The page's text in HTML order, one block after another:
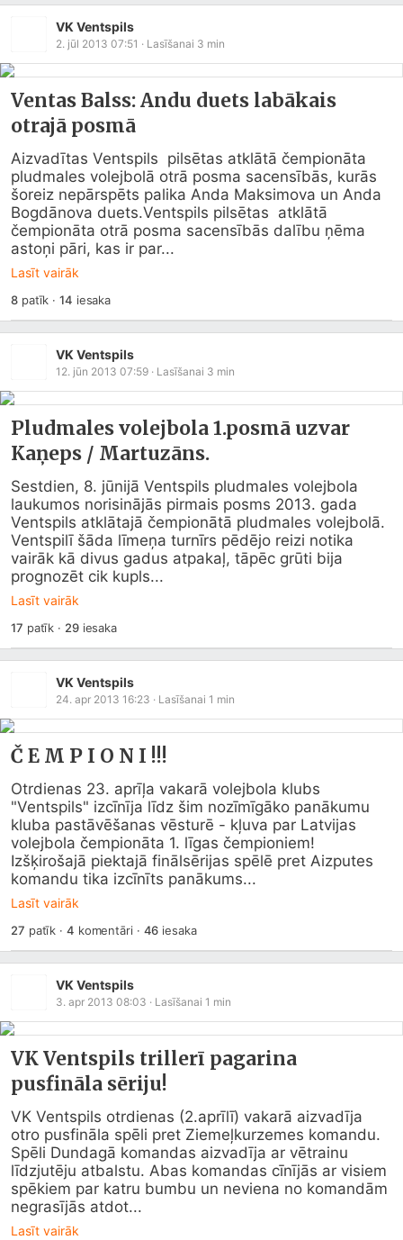
VK Ventspils
2. jūl 2013 07:51 · Lasīšanai 3 min
Ventas Balss: Andu duets labākais
otrajā posmā
Aizvadītas Ventspils  pilsētas atklātā čempionāta
pludmales volejbolā otrā posma sacensībās, kurās
šoreiz nepārspēts palika Anda Maksimova un Anda
Bogdānova duets.Ventspils pilsētas  atklātā
čempionāta otrā posma sacensībās dalību ņēma
astoņi pāri, kas ir par...
Lasīt vairāk
8patīk ·14 iesaka
VK Ventspils
12. jūn 2013 07:59 · Lasīšanai 3 min
Pludmales volejbola 1.posmā uzvar
Kaņeps / Martuzāns.
Sestdien, 8. jūnijā Ventspils pludmales volejbola
laukumos norisinājās pirmais posms 2013. gada
Ventspils atklātajā čempionātā pludmales volejbolā.
Ventspilī šāda līmeņa turnīrs pēdējo reizi notika
vairāk kā divus gadus atpakaļ, tāpēc grūti bija
prognozēt cik kupls...
Lasīt vairāk
17 patīk · 29iesaka
VK Ventspils
24. apr 2013 16:23 · Lasīšanai 1 min
Č E M P I O N I !!!
Otrdienas 23. aprīļa vakarā volejbola klubs
"Ventspils" izcīnīja līdz šim nozīmīgāko panākumu
kluba pastāvēšanas vēsturē - kļuva par Latvijas
volejbola čempionāta 1. līgas čempioniem!
Izšķirošajā piektajā finālsērijas spēlē pret Aizputes
komandu tika izcīnīts panākums...
Lasīt vairāk
27 patīk · 4 komentāri · 46 iesaka
VK Ventspils
3. apr 2013 08:03 · Lasīšanai 1 min
VK Ventspils trillerī pagarina
pusfināla sēriju!
VK Ventspils otrdienas (2.aprīlī) vakarā aizvadīja
otro pusfināla spēli pret Ziemeļkurzemes komandu.
Spēli Dundagā komandas aizvadīja ar vētrainu
līdzjutēju atbalstu. Abas komandas cīnījās ar visiem
spēkiem par katru bumbu un neviena no komandām
negrasījās atdot...
Lasīt vairāk